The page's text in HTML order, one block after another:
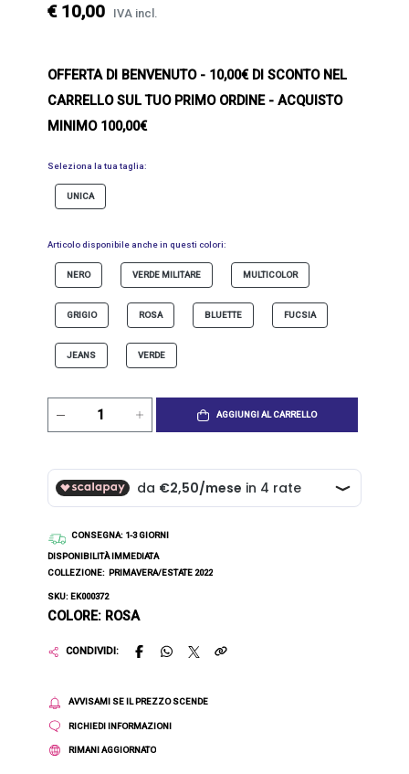
€ 10,00 IVA incl.
OFFERTA DI BENVENUTO- 10,00€ DI SCONTO NEL
CARRELLO SUL TUO PRIMO ORDINE - ACQUISTO
MINIMO 100,00€
Seleziona la tua taglia:
UNICA
Articolo disponibile anche in questi colori:
NERO VERDE MILITARE MULTICOLOR
GRIGIO ROSA BLUETTE FUCSIA
JEANS VERDE
AGGIUNGI AL CARRELLO
CONSEGNA: 1-3 GIORNI
DISPONIBILITÀ IMMEDIATA
COLLEZIONE: PRIMAVERA/ESTATE 2022
SKU: EK000372
COLORE: ROSA
CONDIVIDI:
AVVISAMI SE IL PREZZO SCENDE
RICHIEDI INFORMAZIONI
RIMANI AGGIORNATO